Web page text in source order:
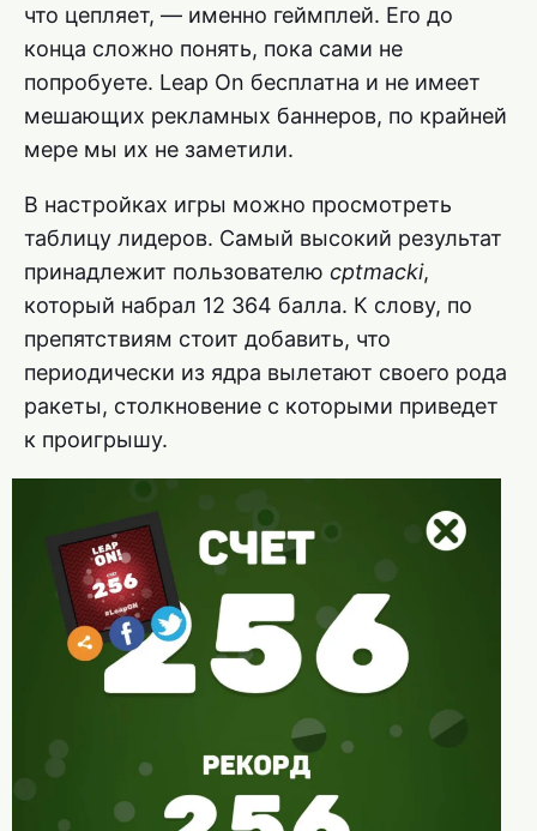
что цепляет, — именно геймплей. Его до
конца сложно понять, пока сами не
попробуете. Leap On бесплатна и не имеет
мешающих рекламных баннеров, по крайней
мере мы их не заметили.
В настройках игры можно просмотреть
таблицу лидеров. Самый высокий результат
принадлежит пользователю cptmacki,
который набрал 12 364 балла. К слову, по
препятствиям стоит добавить, что
периодически из ядра вылетают своего рода
ракеты, столкновение с которыми приведет
к проигрышу.